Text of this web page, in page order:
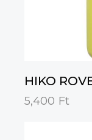
HIKO
5,400 Ft